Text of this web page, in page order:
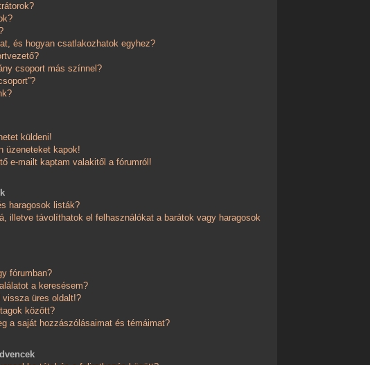
és hogyan csatlakozhatok egyhez?
csoport más színnel?
küldeni!
üzeneteket kapok!
e-mailt kaptam valakitől a fórumról!
haragosok listák?
illetve távolíthatok el felhasználókat a barátok vagy haragosok
fórumban?
a keresésem?
üres oldalt!?
között?
a saját hozzászólásaimat és témáimat?